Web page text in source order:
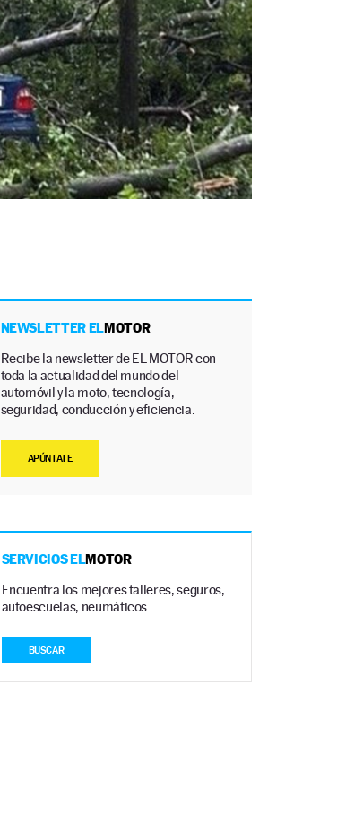
NEWSLETTER ELMOTOR
Recibe la newsletter de EL MOTOR con
toda la actualidad del mundo del
automóvil y la moto, tecnología,
seguridad, conducción y eficiencia.
APÚNTATE
SERVICIOS ELMOTOR
Encuentra los mejores talleres, seguros,
autoescuelas, neumáticos…
BUSCAR